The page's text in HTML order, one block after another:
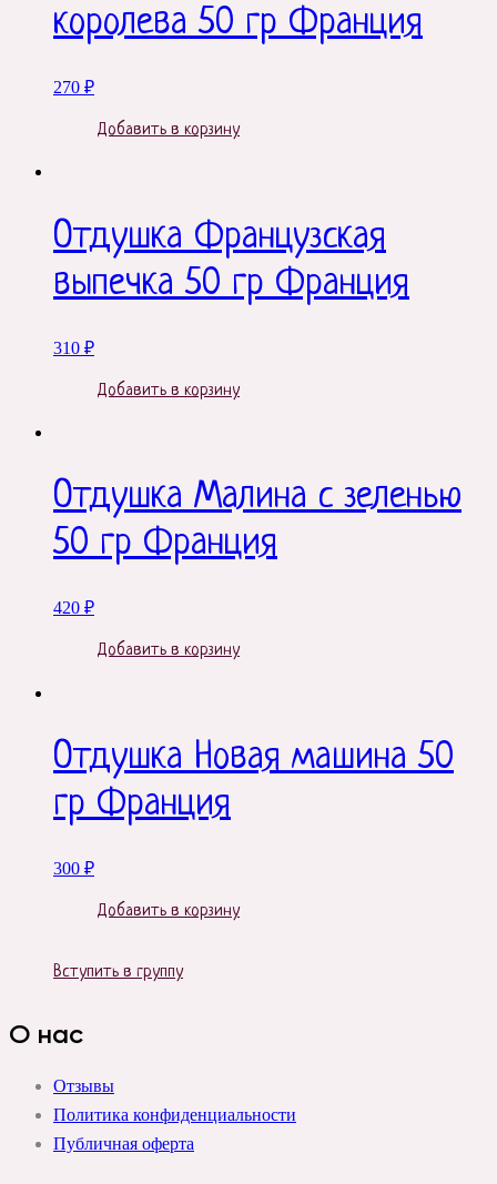
королева 50 гр Франция
270 ₽
Добавить в корзину
Отдушка Французская
выпечка 50 гр Франция
310 ₽
Добавить в корзину
Отдушка Малина с зеленью
50 гр Франция
420 ₽
Добавить в корзину
Отдушка Новая машина 50
гр Франция
300 ₽
Добавить в корзину
Вступить в группу
О нас
Отзывы
Политика конфиденциальности
Публичная оферта